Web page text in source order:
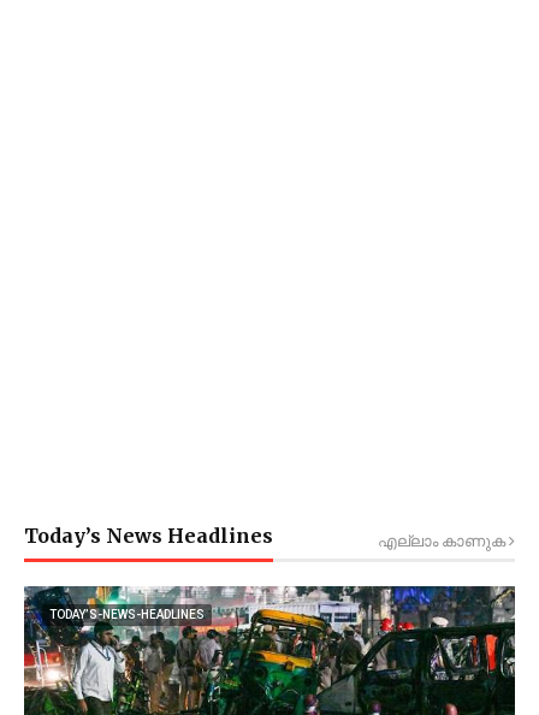
Today’s News Headlines എല്ലാം കാണുക
TODAY’S-NEWS-HEADLINES